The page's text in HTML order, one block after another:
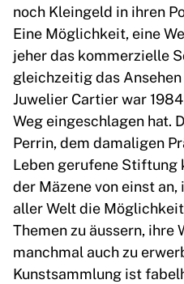
noch Kleingeld in ihren
Eine Möglichkeit, eine
jeher das kommerzielle
gleichzeitig das
Juwelier Cartier war
Weg eingeschlagen hat.
Perrin, dem damaligen
Leben gerufene
der Mäzene von einst
aller Welt die
Themen zu äussern, ihre
manchmal auch zu
Kunstsammlung ist